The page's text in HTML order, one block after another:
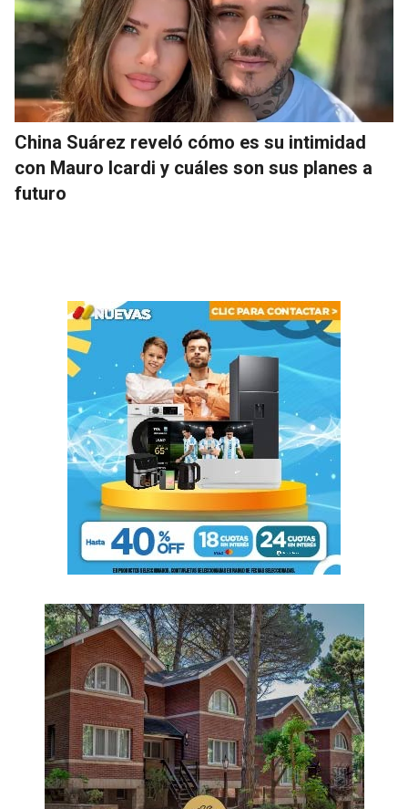
China Suárez reveló cómo es su intimidad
con Mauro Icardi y cuáles son sus planes a
futuro